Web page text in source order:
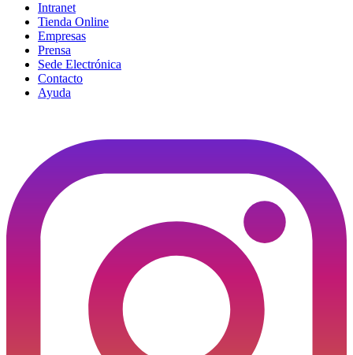
Intranet
Tienda Online
Empresas
Prensa
Sede Electrónica
Contacto
Ayuda